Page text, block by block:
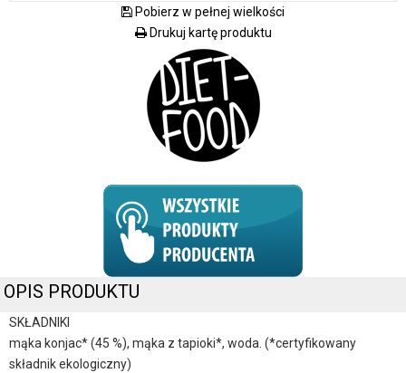
Pobierz w pełnej wielkości
Drukuj kartę produktu
OPIS PRODUKTU
SKŁADNIKI
mąka konjac* (45 %), mąka z tapioki*, woda. (*certyfikowany
składnik ekologiczny)